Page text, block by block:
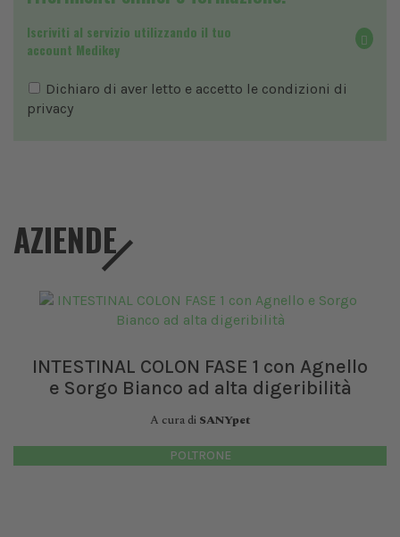
Iscriviti al servizio utilizzando il tuo
account Medikey
Dichiaro di aver letto e accetto le condizioni di
privacy
AZIENDE
INTESTINAL COLON FASE 1 con Agnello
e Sorgo Bianco ad alta digeribilità
A cura di SANYpet
POLTRONE